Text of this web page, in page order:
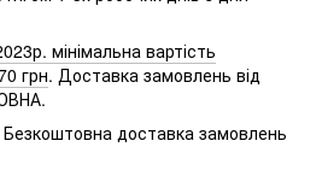
мінімальна вартість
грн. Доставка замовлень від
Безкоштовна доставка замовлень